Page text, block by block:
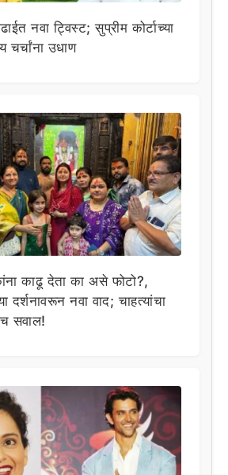
नवा ट्विस्ट; सुप्रीम कोर्टाच्या
चर्चांना उधाण
काढू देता का असे फोटो?,
दर्शनावरून नवा वाद; चाहत्यांचा
सवाल!